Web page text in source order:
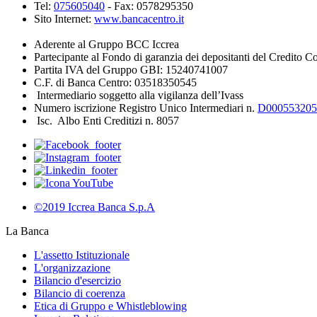
Tel: 075605040 - Fax: 0578295350
Sito Internet: www.bancacentro.it
Aderente al Gruppo BCC Iccrea
Partecipante al Fondo di garanzia dei depositanti del Credito
Partita IVA del Gruppo GBI: 15240741007
C.F. di Banca Centro: 03518350545
Intermediario soggetto alla vigilanza dell’Ivass
Numero iscrizione Registro Unico Intermediari n. D000553205
Isc. Albo Enti Creditizi n. 8057
©2019 Iccrea Banca S.p.A
La Banca
L'assetto Istituzionale
L'organizzazione
Bilancio d'esercizio
Bilancio di coerenza
Etica di Gruppo e Whistleblowing